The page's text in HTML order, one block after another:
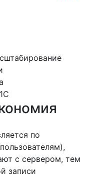
по
с сервером, тем
записи